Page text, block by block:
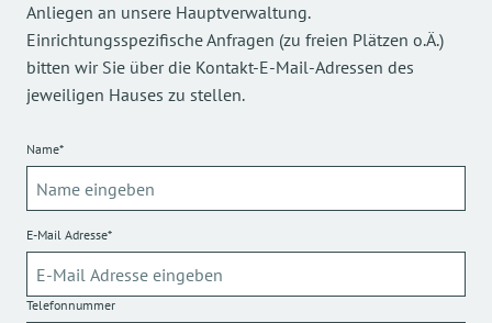
Anliegen an unsere Hauptverwaltung.
Einrichtungsspezifische Anfragen (zu freien Plätzen o.Ä.)
bitten wir Sie über die Kontakt-E-Mail-Adressen des
jeweiligen Hauses zu stellen.
Name*
E-Mail Adresse*
Telefonnummer